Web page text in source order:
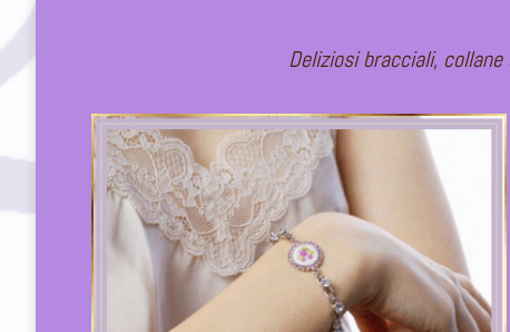
Deliziosi bracciali,